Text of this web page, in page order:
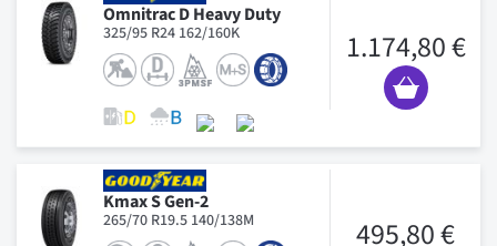
Omnitrac D Heavy Duty
325/95 R24 162/160K 1.174,80 €
Kmax S Gen-2
265/70 R19.5 140/138M 495,80 €